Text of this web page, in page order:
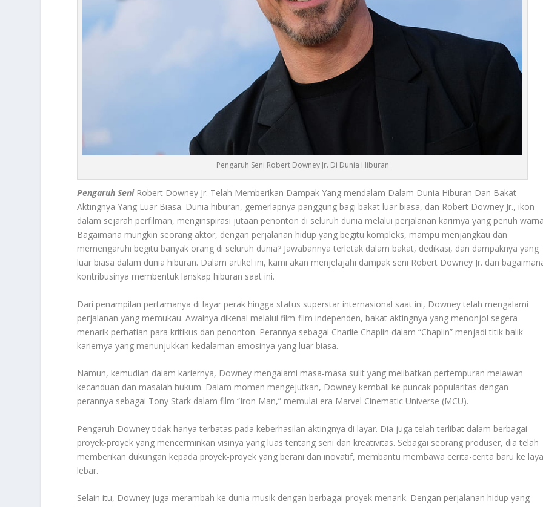
Pengaruh Seni Robert Downey Jr. Di Dunia Hiburan
Pengaruh SeniRobert Downey Jr. Telah Memberikan Dampak Yang mendalam Dalam Dunia Hiburan Dan Bakat
Aktingnya Yang Luar Biasa. Dunia hiburan, gemerlapnya panggung bagi bakat luar biasa, dan Robert Downey Jr., ikon
dalam sejarah perfilman, menginspirasi jutaan penonton di seluruh dunia melalui perjalanan karirnya yang penuh
Bagaimana mungkin seorang aktor, dengan perjalanan hidup yang begitu kompleks, mampu menjangkau dan
memengaruhi begitu banyak orang di seluruh dunia? Jawabannya terletak dalam bakat, dedikasi, dan dampaknya yang
luar biasa dalam dunia hiburan. Dalam artikel ini, kami akan menjelajahi dampak seni Robert Downey Jr. dan
kontribusinya membentuk lanskap hiburan saat ini.
Dari penampilan pertamanya di layar perak hingga status superstar internasional saat ini, Downey telah mengalami
perjalanan yang memukau. Awalnya dikenal melalui film-film independen, bakat aktingnya yang menonjol segera
menarik perhatian para kritikus dan penonton. Perannya sebagai Charlie Chaplin dalam “Chaplin” menjadi titik balik
kariernya yang menunjukkan kedalaman emosinya yang luar biasa.
Namun, kemudian dalam kariernya, Downey mengalami masa-masa sulit yang melibatkan pertempuran melawan
kecanduan dan masalah hukum. Dalam momen mengejutkan, Downey kembali ke puncak popularitas dengan
perannya sebagai Tony Stark dalam film “Iron Man,” memulai era Marvel Cinematic Universe (MCU).
Pengaruh Downey tidak hanya terbatas pada keberhasilan aktingnya di layar. Dia juga telah terlibat dalam berbagai
proyek-proyek yang mencerminkan visinya yang luas tentang seni dan kreativitas. Sebagai seorang produser, dia telah
memberikan dukungan kepada proyek-proyek yang berani dan inovatif, membantu membawa cerita-cerita baru ke
lebar.
Selain itu, Downey juga merambah ke dunia musik dengan berbagai proyek menarik. Dengan perjalanan hidup yang